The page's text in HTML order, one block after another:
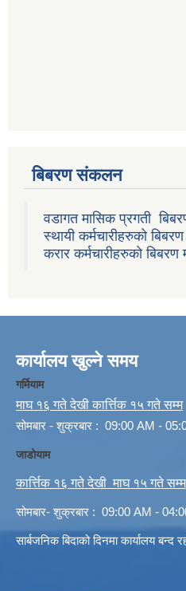
बिबरण संकलन
वडागत मासिक प्रगती
स्थायी कर्मचारीहरुको
करार कर्मचारीहरुको बिबरण
कार्यालय खुल्ने समय
गर्मियाम
माघ १६ गते देखी कार्त्तिक १५ गते सम्म
सोमबार - शुक्रबार : 09:00 AM -
जाडोयाम
कार्त्तिक १६ गते देखी माघ १५ गते सम्म
सोमबार- शुक्रबार : 09:00 AM -
सार्बजनिक बिदाको दिनमा कार्यालय बन्द